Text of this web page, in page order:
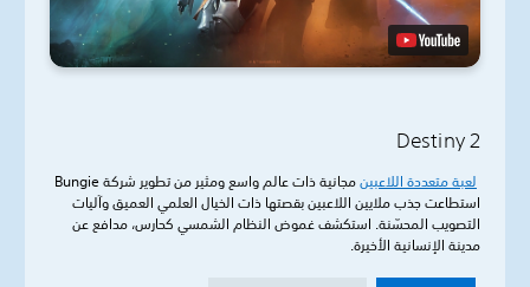
Destiny 2
لعبةمتعددة اللاعبين
مجانية ذات عالم واسع ومثير من تطوير شركة Bungie
استطاعت جذب ملايين اللاعبين بقصتها ذات الخيال العلمي العميق وآليات
التصويب المحسّنة. استكشف غموض النظام الشمسي كحارس، مدافع عن
مدينة الإنسانية الأخيرة.